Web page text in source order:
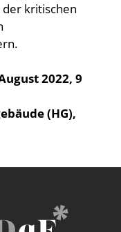
der kritischen
2022, 9
(HG),